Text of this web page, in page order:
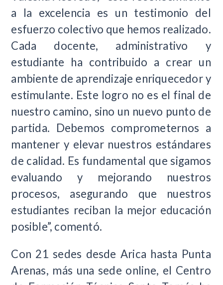
a la excelencia es un testimonio del
esfuerzo colectivo que hemos realizado.
Cada docente, administrativo y
estudiante ha contribuido a crear un
ambiente de aprendizaje enriquecedor y
estimulante. Este logro no es el final de
nuestro camino, sino un nuevo punto de
partida. Debemos comprometernos a
mantener y elevar nuestros estándares
de calidad. Es fundamental que sigamos
evaluando y mejorando nuestros
procesos, asegurando que nuestros
estudiantes reciban la mejor educación
posible”, comentó.
Con 21 sedes desde Arica hasta Punta
Arenas, más una sede online, el Centro